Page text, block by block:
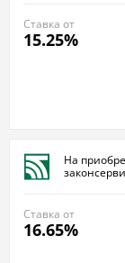
15.25%
Ставка от
На
16.65%
Ставка от